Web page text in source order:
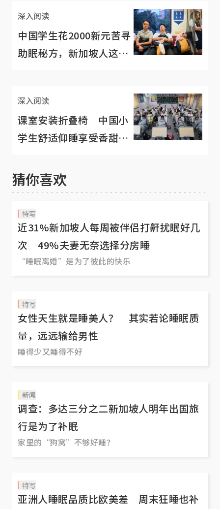
深入阅读
中国学生花2000新元苦寻
助眠秘方，新加坡人这方
深入阅读
课室安装折叠椅 中国小
学生舒适仰睡享受香甜午
猜你喜欢
特写
近31%新加坡人每周被伴侣打鼾扰眠好几
次 49%夫妻无奈选择分房睡
“睡眠离婚”是为了彼此的快乐
特写
女性天生就是睡美人？ 其实若论睡眠质
量，远远输给男性
睡得少又睡得不好
新闻
调查：多达三分之二新加坡人明年出国旅
行是为了补眠
家里的“狗窝”不够好睡？
特写
亚洲人睡眠品质比欧美差 周末狂睡也补